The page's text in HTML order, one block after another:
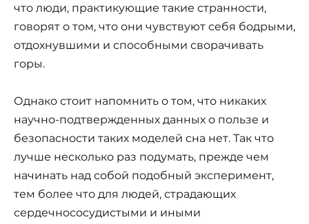
что люди, практикующие такие странности,
говорят о том, что они чувствуют себя бодрыми,
отдохнувшими и способными сворачивать
горы.
Однако стоит напомнить о том, что никаких
научно-подтвержденных данных о пользе и
безопасности таких моделей сна нет. Так что
лучше несколько раз подумать, прежде чем
начинать над собой подобный эксперимент,
тем более что для людей, страдающих
сердечнососудистыми и иными